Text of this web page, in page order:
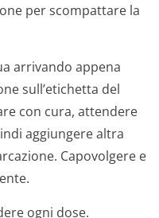
per scompattare la
arrivando appena
sull’etichetta del
con cura, attendere
aggiungere altra
Capovolgere e
ogni dose.